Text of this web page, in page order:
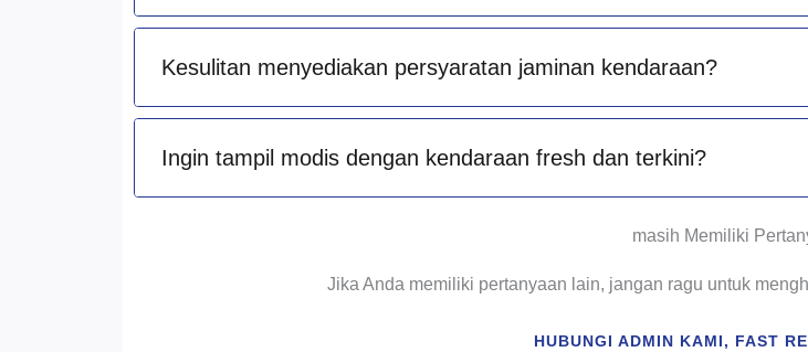
Kesulitan menyediakan persyaratan jaminan kendaraan?
Ingin tampil modis dengan kendaraan fresh dan terkini?
masih Memiliki
Jika Anda memiliki pertanyaan lain, jangan ragu untuk
HUBUNGI ADMIN KAMI, FAST